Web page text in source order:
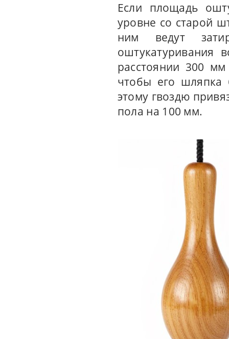
Если площадь
уровне со старой
ним ведут
оштукатуривания
расстоянии 300
чтобы его шляпка
этому гвоздю
пола на 100 мм.